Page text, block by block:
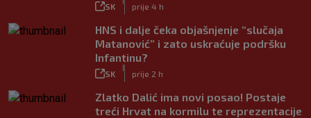
SK prije 4 h
HNS i dalje čeka objašnjenje “slučaja
Matanović” i zato uskraćuje podršku
Infantinu?
SK prije 2 h
Zlatko Dalić ima novi posao! Postaje
treći Hrvat na kormilu te reprezentacije